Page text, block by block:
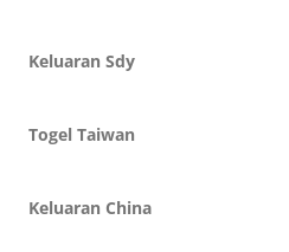
Keluaran Sdy
Togel Taiwan
Keluaran China